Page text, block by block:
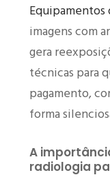
Equipamentos
imagens com
gera
técnicas para
pagamento,
forma
A
radiologia